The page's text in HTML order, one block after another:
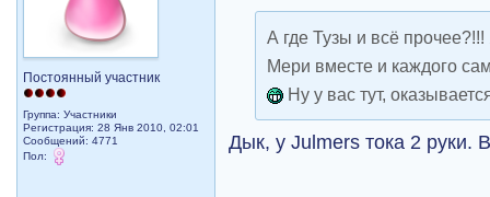
Постоянный участник
Группа: Участники
Регистрация: 28 Янв 2010, 02:01
Сообщений: 4771
Пол:
А где Тузы и всё
Мери вместе и каждого
Ну у вас тут,
Дык, у Julmers тока 2 руки.